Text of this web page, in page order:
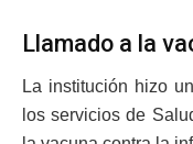
Llamado a la
La institución hizo
los servicios de